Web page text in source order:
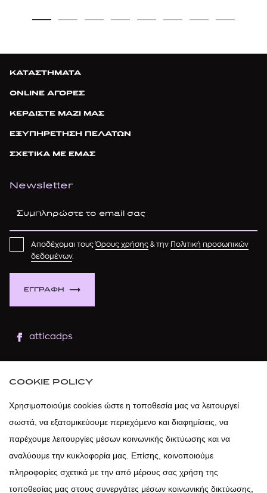
ΚΑΤΑΣΤΗΜΑΤΑ
ONLINE ΑΓΟΡΕΣ
ΚΕΡΔΙΣΤΕ ΜΑΖΙ ΜΑΣ
ΕΞΥΠΗΡΕΤΗΣΗ ΠΕΛΑΤΩΝ
ΣΧΕΤΙΚΑ ΜΕ ΕΜΑΣ
Newsletter
ΕΓΓΡΑΦΗ
Αποδέχομαι τουςΌρους χρήσης & την Πολιτική προσωπικών
δεδομένων.
atticadps
atticadps
COOKIE POLICY
Χρησιμοποιούμε cookies ώστε η τοποθεσία μας να λειτουργεί
σωστά, να εξατομικεύουμε περιεχόμενο και διαφημίσεις, να
παρέχουμε λειτουργίες μέσων κοινωνικής δικτύωσης και να
αναλύουμε την κυκλοφορία μας. Επίσης, κοινοποιούμε
πληροφορίες σχετικά με την από μέρους σας χρήση της
τοποθεσίας μας στους συνεργάτες μέσων κοινωνικής δικτύωσης,